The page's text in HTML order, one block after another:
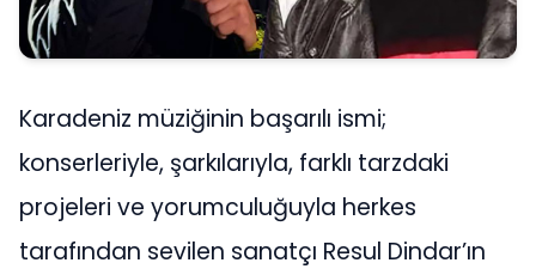
Karadeniz müziğinin başarılı ismi;
konserleriyle, şarkılarıyla, farklı tarzdaki
projeleri ve yorumculuğuyla herkes
tarafından sevilen sanatçı Resul Dindar’ın